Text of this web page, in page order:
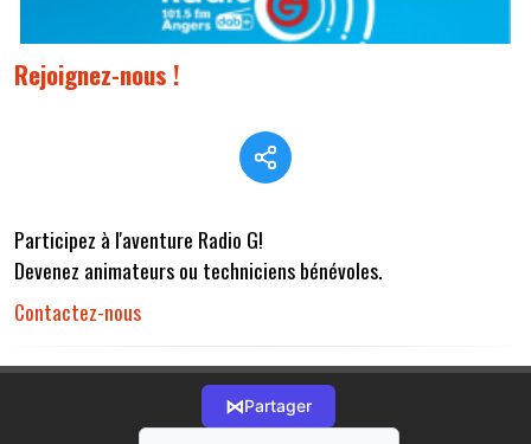
Rejoignez-nous !
Participez à l'aventure Radio G!
Devenez animateurs ou techniciens bénévoles.
Contactez-nous
⋈Partager